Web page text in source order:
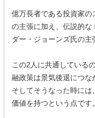
億万長者である投資家
の主張に加え、伝説的
ダー・ジョーンズ氏の主
この2人に共通している
融政策は景気後退につな
そしてそうなった時に
価値を持つという点です。